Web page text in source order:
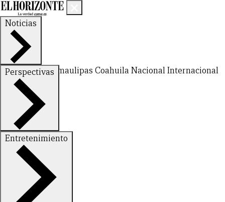
Noticias
Nuevo LeónTamaulipas Coahuila NacionalInternacional
Perspectivas
FinanzasOpinión
Entretenimiento